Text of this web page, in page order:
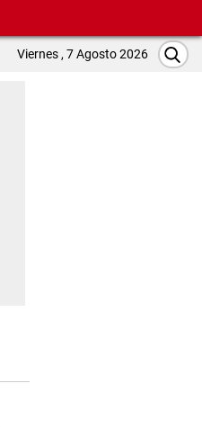
Viernes , 7 Agosto 2026